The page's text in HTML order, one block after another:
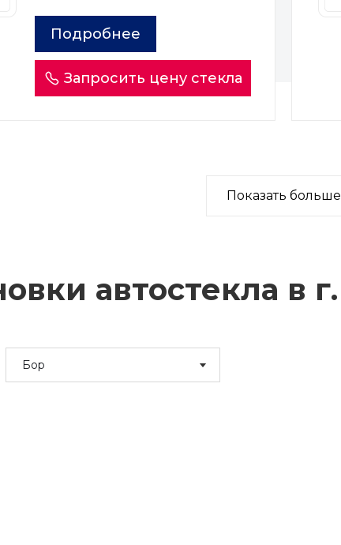
Подробнее
Запросить цену стекла
Показать больше
автостекла в г.
Бор